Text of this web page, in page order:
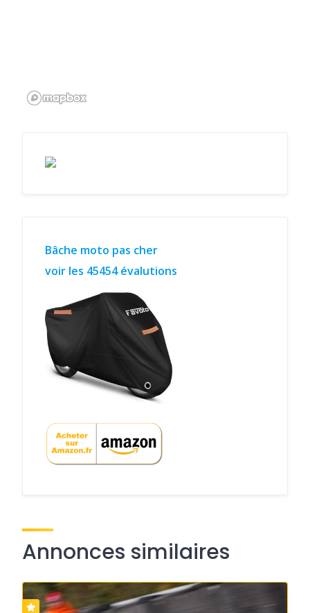
Bâche moto pas cher
voir les 45454 évalutions
Annonces similaires